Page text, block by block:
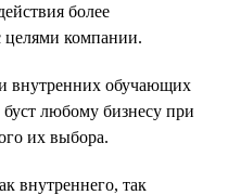
более
компании.
внутренних обучающих
любому бизнесу при
их выбора.
внутреннего, так